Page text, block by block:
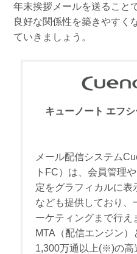
年末挨拶メールを送ること
良好な関係性を築きやすく
ていきましょう。
キューノート エフシ
メール配信システム
トFC）は、会員管理
定をグラフィカルに表
なども提供しており、
ーケティングまで行え
MTA（配信エンジン
1,300万通以上(※)の高